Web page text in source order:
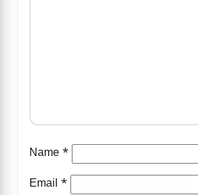
Name *
Email *